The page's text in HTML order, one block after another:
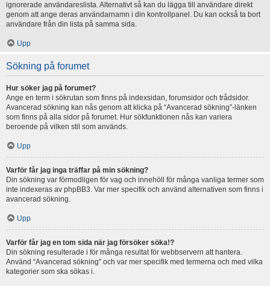
ignorerade användareslista. Alternativt så kan du lägga till användare direkt
genom att ange deras användarnamn i din kontrollpanel. Du kan också ta bort
användare från din lista på samma sida.
Upp
Sökning på forumet
Hur söker jag på forumet?
Ange en term i sökrutan som finns på indexsidan, forumsidor och trådsidor.
Avancerad sökning kan nås genom att klicka på “Avancerad sökning”-länken
som finns på alla sidor på forumet. Hur sökfunktionen nås kan variera
beroende på vilken stil som används.
Upp
Varför får jag inga träffar på min sökning?
Din sökning var förmodligen för vag och innehöll för många vanliga termer som
inte indexeras av phpBB3. Var mer specifik och använd alternativen som finns i
avancerad sökning.
Upp
Varför får jag en tom sida när jag försöker söka!?
Din sökning resulterade i för många resultat för webbservern att hantera.
Använd “Avancerad sökning” och var mer specifik med termerna och med vilka
kategorier som ska sökas i.